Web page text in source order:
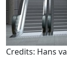
Credits: Hans